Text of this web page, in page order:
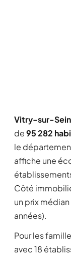
Vitry-sur-
de95 282
le
affiche une
Côté
un prix
années).
Pour les
avec 18